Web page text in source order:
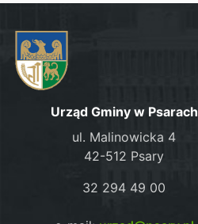
Urząd Gminy w Psarach
ul. Malinowicka 4
42-512 Psary
32 294 49 00